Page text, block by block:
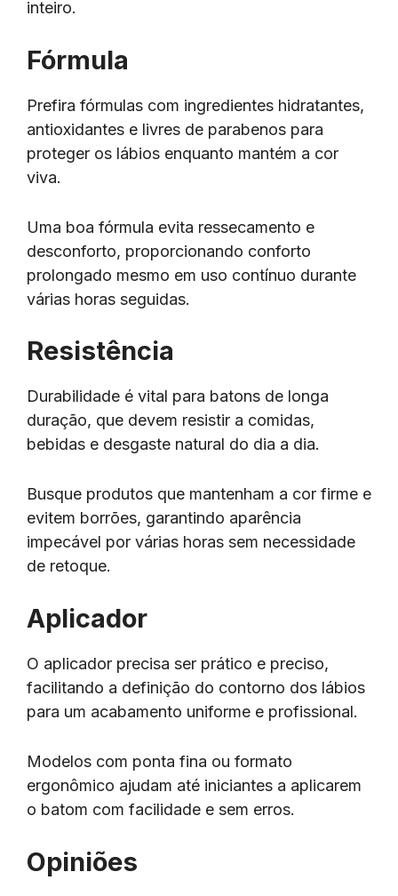
inteiro.
Fórmula
Prefira fórmulas com ingredientes hidratantes,
antioxidantes e livres de parabenos para
proteger os lábios enquanto mantém a cor
viva.
Uma boa fórmula evita ressecamento e
desconforto, proporcionando conforto
prolongado mesmo em uso contínuo durante
várias horas seguidas.
Resistência
Durabilidade é vital para batons de longa
duração, que devem resistir a comidas,
bebidas e desgaste natural do dia a dia.
Busque produtos que mantenham a cor firme e
evitem borrões, garantindo aparência
impecável por várias horas sem necessidade
de retoque.
Aplicador
O aplicador precisa ser prático e preciso,
facilitando a definição do contorno dos lábios
para um acabamento uniforme e profissional.
Modelos com ponta fina ou formato
ergonômico ajudam até iniciantes a aplicarem
o batom com facilidade e sem erros.
Opiniões